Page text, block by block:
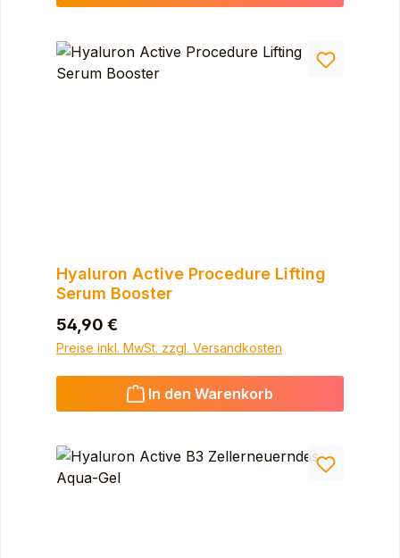
Hyaluron Active Procedure Lifting
Serum Booster
Regulärer Preis:
54,90 €
Preise inkl. MwSt. zzgl. Versandkosten
In den Warenkorb